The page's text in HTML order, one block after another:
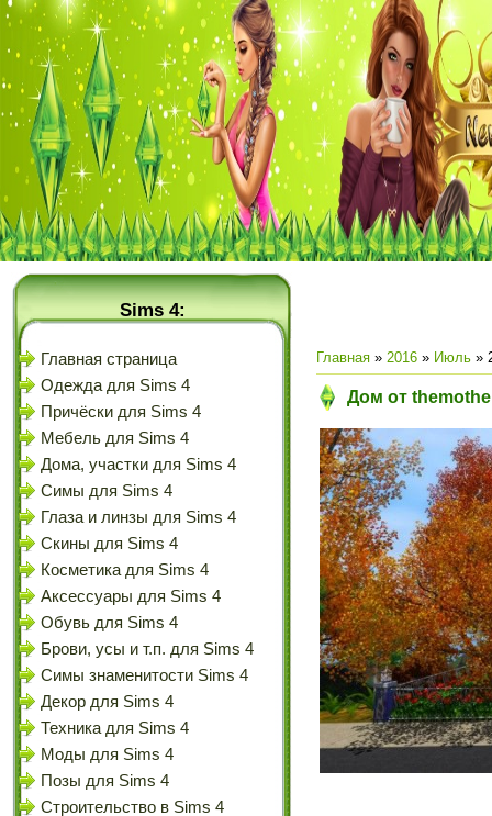
Sims 4:
Главная страница
Одежда для Sims 4
Причёски для Sims 4
Мебель для Sims 4
Дома, участки для Sims 4
Симы для Sims 4
Глаза и линзы для Sims 4
Скины для Sims 4
Косметика для Sims 4
Аксессуары для Sims 4
Обувь для Sims 4
Брови, усы и т.п. для Sims 4
Симы знаменитости Sims 4
Декор для Sims 4
Техника для Sims 4
Моды для Sims 4
Позы для Sims 4
Строительство в Sims 4
Главная » 2016 » Июль »
Дом от